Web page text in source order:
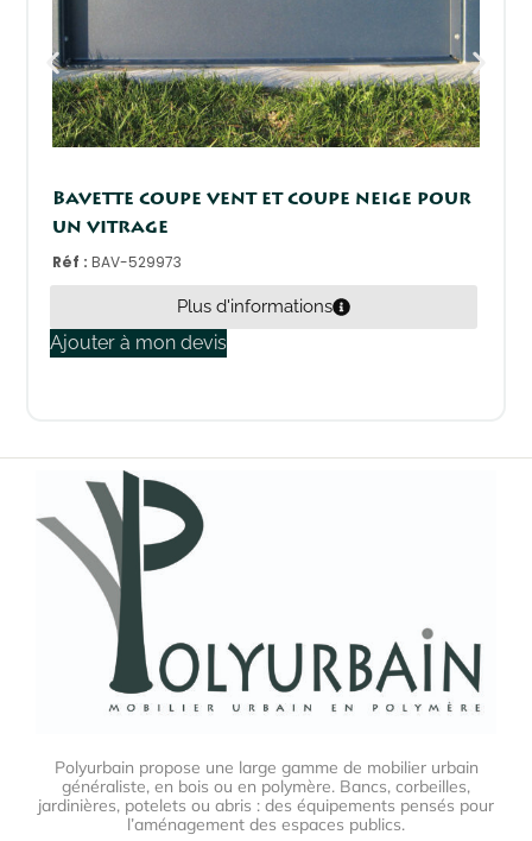
Bavette coupe vent et coupe neige pour
un vitrage
Réf :BAV-529973
Plus d'informations
Ajouter à mon devis
Polyurbain propose une large gamme de mobilier urbain
généraliste, en bois ou en polymère. Bancs, corbeilles,
jardinières, potelets ou abris : des équipements pensés pour
l’aménagement des espaces publics.